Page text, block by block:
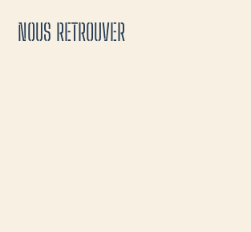
NOUS RETROUVER